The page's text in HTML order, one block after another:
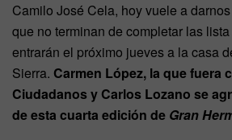
Camilo José Cela, hoy vuele a
que no terminan de completar las
entrarán el próximo jueves a la casa
Sierra. Carmen López, la que fuera
Ciudadanos y Carlos Lozano se
de esta cuarta edición de Gran